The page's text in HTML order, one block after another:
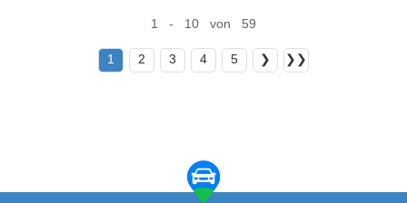
1 - 10 von 59
1 2 3 4 5 ❯ ❯❯